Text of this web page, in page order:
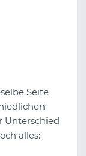
Seite
Unterschied
alles: